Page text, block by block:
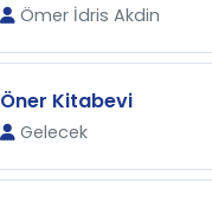
Ömer İdris Akdin
Öner Kitabevi
Gelecek